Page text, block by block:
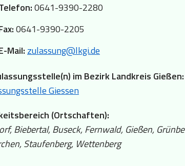
0641-9390-2280
0641-9390-2205
Mail: zulassung@lkgi.de
im Bezirk Landkreis Gießen:
Giessen
(Ortschaften):
Biebertal, Buseck, Fernwald, Gießen,
Staufenberg, Wettenberg